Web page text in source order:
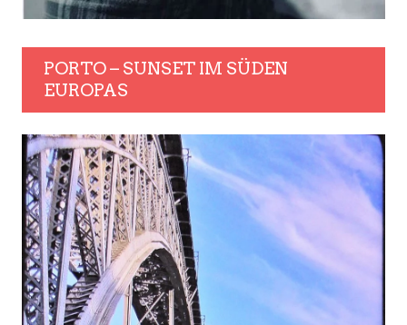
PORTO – SUNSET IM SÜDEN
EUROPAS